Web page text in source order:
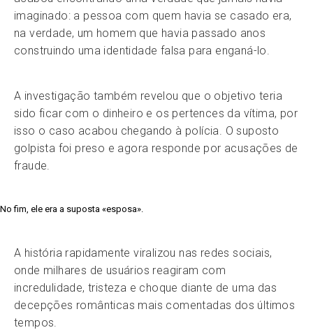
imaginado: a pessoa com quem havia se casado era,
na verdade, um homem que havia passado anos
construindo uma identidade falsa para enganá-lo.
A investigação também revelou que o objetivo teria
sido ficar com o dinheiro e os pertences da vítima, por
isso o caso acabou chegando à polícia. O suposto
golpista foi preso e agora responde por acusações de
fraude.
No fim, ele era a suposta «esposa».
A história rapidamente viralizou nas redes sociais,
onde milhares de usuários reagiram com
incredulidade, tristeza e choque diante de uma das
decepções românticas mais comentadas dos últimos
tempos.